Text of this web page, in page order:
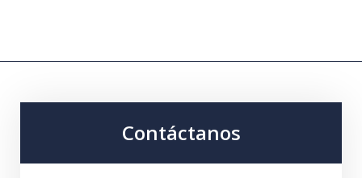
Contáctanos